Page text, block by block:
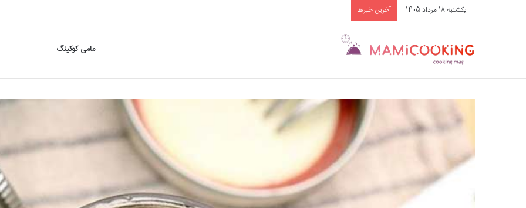
یکشنبه 18 مرداد 1405 آخرین خبرها
مامی کوکینگ